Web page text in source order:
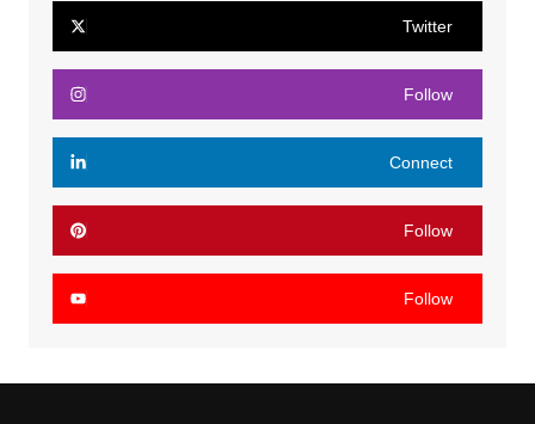
Twitter
Follow
Connect
Follow
Follow